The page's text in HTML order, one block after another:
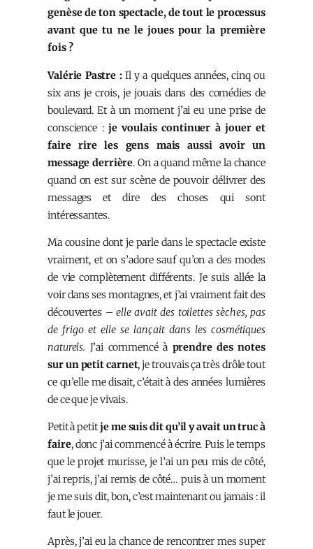
genèse de ton spectacle, de tout le processus
avant que tu ne le joues pour la première
fois ?
Valérie Pastre :Il y a quelques années, cinq ou
six ans je crois, je jouais dans des comédies de
boulevard. Et à un moment j’ai eu une prise de
conscience : je voulais continuer à jouer et
faire rire les gens mais aussi avoir un
message derrière. On a quand même la chance
quand on est sur scène de pouvoir délivrer des
messages et dire des choses qui sont
intéressantes.
Ma cousine dont je parle dans le spectacle existe
vraiment, et on s’adore sauf qu’on a des modes
de vie complètement différents. Je suis allée la
voir dans ses montagnes, et j’ai vraiment fait des
découvertes – elle avait des toilettes sèches, pas
de frigo et elle se lançait dans les cosmétiques
naturels. J’ai commencé à prendre des notes
sur un petit carnet, je trouvais ça très drôle tout
ce qu’elle me disait, c’était à des années lumières
de ce que je vivais.
Petit à petitje me suis dit qu’il y avait un truc à
faire, donc j’ai commencé à écrire. Puis le temps
que le projet murisse, je l’ai un peu mis de côté,
j’ai repris, j’ai remis de côté… puis à un moment
je me suis dit, bon, c’est maintenant ou jamais : il
faut le jouer.
Après, j’ai eu la chance de rencontrer mes super